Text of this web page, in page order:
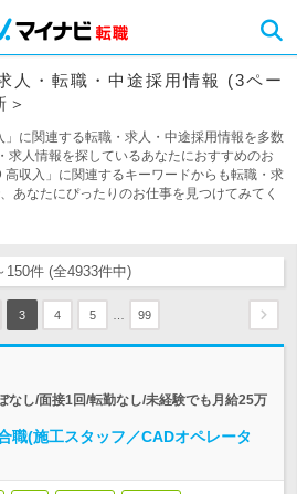
人・転職・中途採用情報 (3ペー
に関連する転職・求人・中途採用情報を多数
求人情報を探しているあなたにおすすめのお
収入」に関連するキーワードからも転職・求
あなたにぴったりのお仕事を見つけてみてく
150件 (全4933件中)
3 4 5 99
なし/面接1回/転勤なし/未経験でも月給25万
職(施工スタッフ／CADオペレータ